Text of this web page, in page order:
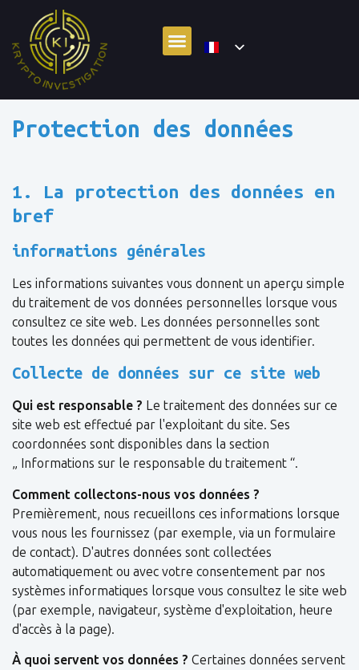
Protection des données
1. La protection des données en
bref
informations générales
Les informations suivantes vous donnent un aperçu simple
du traitement de vos données personnelles lorsque vous
consultez ce site web. Les données personnelles sont
toutes les données qui permettent de vous identifier.
Collecte de données sur ce site web
Qui est responsable ? Le traitement des données sur ce
site web est effectué par l'exploitant du site. Ses
coordonnées sont disponibles dans la section
„ Informations sur le responsable du traitement “.
Comment collectons-nous vos données ?
Premièrement, nous recueillons ces informations lorsque
vous nous les fournissez (par exemple, via un formulaire
de contact). D'autres données sont collectées
automatiquement ou avec votre consentement par nos
systèmes informatiques lorsque vous consultez le site web
(par exemple, navigateur, système d'exploitation, heure
d'accès à la page).
À quoi servent vos données ? Certaines données servent